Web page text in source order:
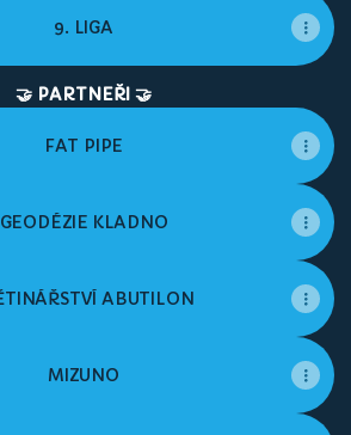
9. LIGA
🤝 PARTNEŘI 🤝
FAT PIPE
GEODÉZIE KLADNO
ABUTILON
MIZUNO